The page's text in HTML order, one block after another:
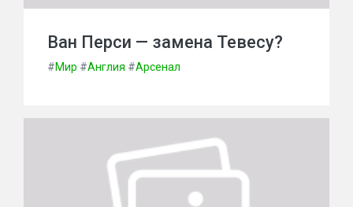
Ван Перси — замена Тевесу?
#Мир #Англия #Арсенал